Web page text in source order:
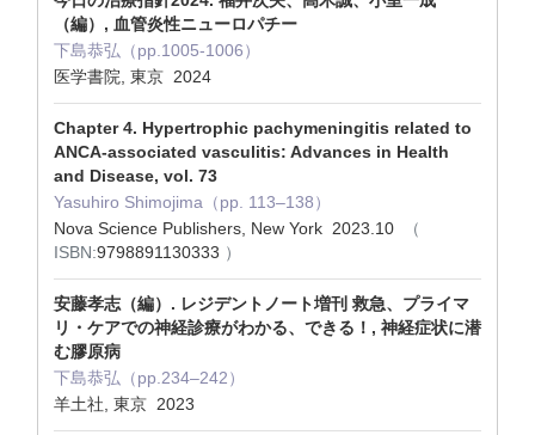
（編）, 血管炎性ニューロパチー
下島恭弘（pp.1005-1006）
医学書院, 東京 2024
Chapter 4. Hypertrophic pachymeningitis related to
ANCA-associated vasculitis: Advances in Health
and Disease, vol. 73
Yasuhiro Shimojima（pp. 113‒138）
Nova Science Publishers, New York 2023.10
（
ISBN:9798891130333 ）
安藤孝志（編）. レジデントノート増刊 救急、プライマ
リ・ケアでの神経診療がわかる、できる！, 神経症状に潜
む膠原病
下島恭弘（pp.234‒242）
羊土社, 東京 2023